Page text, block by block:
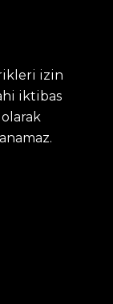
izin
iktibas